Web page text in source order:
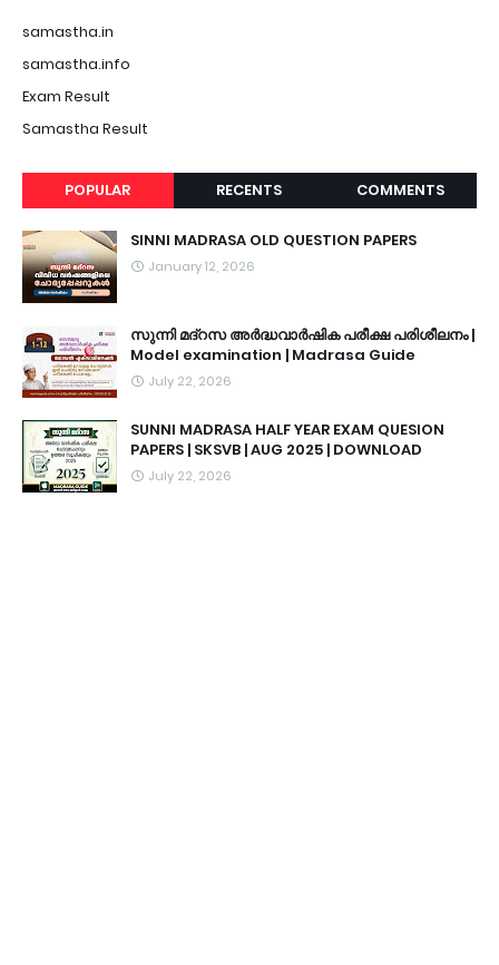
samastha.in
samastha.info
Exam Result
Samastha Result
POPULAR RECENTS COMMENTS
SINNI MADRASA OLD QUESTION PAPERS
January 12, 2026
സുന്നി മദ്റസ അർദ്ധവാർഷിക പരീക്ഷ പരിശീലനം |
Model examination | Madrasa Guide
July 22, 2026
SUNNI MADRASA HALF YEAR EXAM QUESION
PAPERS | SKSVB | AUG 2025 | DOWNLOAD
July 22, 2026